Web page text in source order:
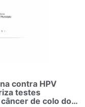
contra HPV
testes
de colo do